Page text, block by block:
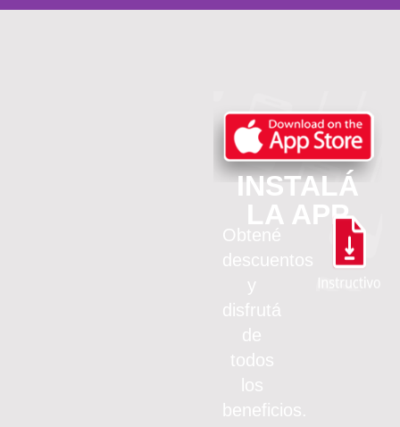
INSTALÁ
LA APP
Obtené
descuentos
y
disfrutá
de
todos
los
beneficios.